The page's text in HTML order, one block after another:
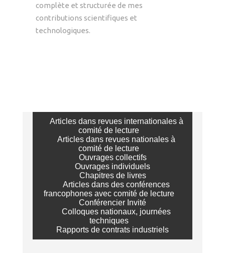
complète et structurée de mes
contributions scientifiques et
technologiques.